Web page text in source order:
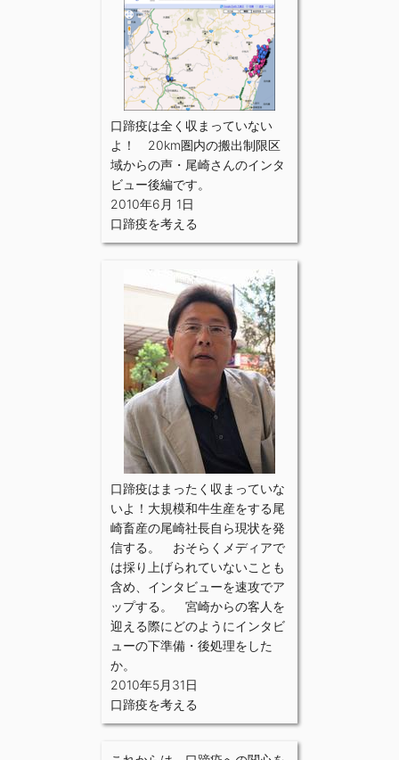
口蹄疫は全く収まっていない
よ！ 20km圏内の搬出制限区
域からの声・尾崎さんのインタ
ビュー後編です。
2010年6月 1日
口蹄疫を考える
口蹄疫はまったく収まっていな
いよ！大規模和牛生産をする尾
崎畜産の尾崎社長自ら現状を発
信する。 おそらくメディアで
は採り上げられていないことも
含め、インタビューを速攻でア
ップする。 宮崎からの客人を
迎える際にどのようにインタビ
ューの下準備・後処理をした
か。
2010年5月31日
口蹄疫を考える